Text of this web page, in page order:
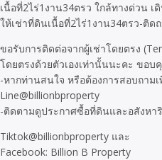
เนื้อที่2ไร่1งาน34ตรว ใกล้ทางด่วน เ
ให้เช่าที่ดินเนื้อที่2ไร่1งาน34ตรว-ติ
ขอรับการติดต่อจากผู้เช่าโดยตรง
โดยตรงด้วยตัวเองเท่านั้นนะคะ ขอบ
-หากท่านสนใจ หรือต้องการสอบถาม
Line@billionbproperty
-ติดตามดูประกาศซื้อที่ดินและอสังหา
Tiktok@billionbproperty และ
Facebook: Billion B Property